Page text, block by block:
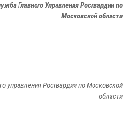
Главного Управления Росгвардии по
Московской области
управления Росгвардии по Московской
области